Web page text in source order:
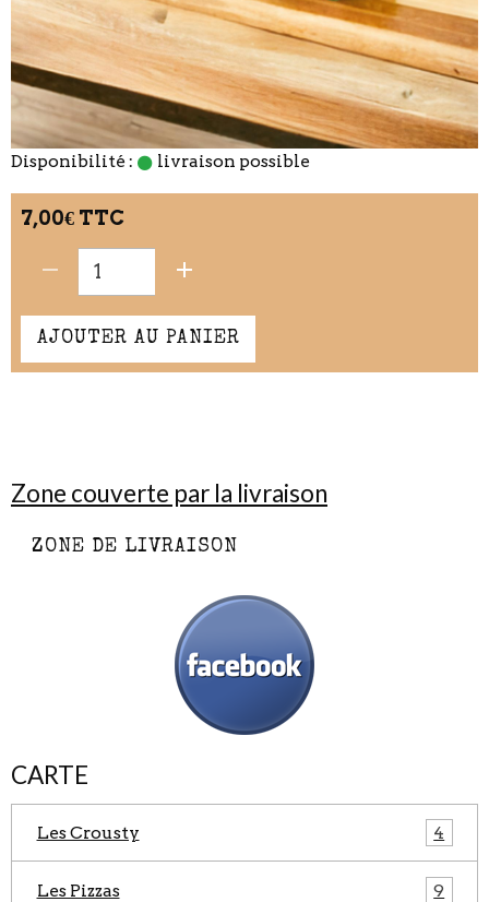
Disponibilité : livraison possible
7,00€ TTC
AJOUTER AU PANIER
Zone couverte par la livraison
ZONE DE LIVRAISON
CARTE
Les Crousty 4
Les Pizzas 9